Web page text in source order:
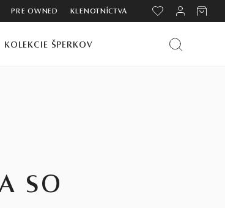
PRE OWNED KLENOTNÍCTVA
KOLEKCIE ŠPERKOV
SO